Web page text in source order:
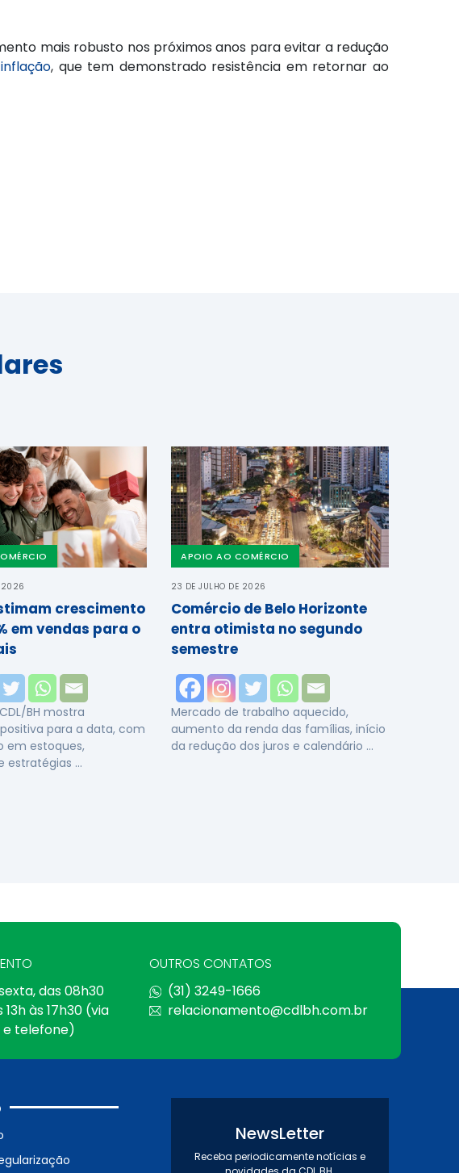
mais robusto nos próximos anos para evitar a redução
inflação, que tem demonstrado resistência em retornar ao
2026
crescimento
em vendas para o
BH mostra
para a data, com
em estoques,
estratégias …
APOIO AO COMÉRCIO
23 DE JULHO DE 2026
Comércio de Belo Horizonte
entra otimista no segundo
semestre
Mercado de trabalho aquecido,
aumento da renda das famílias, início
da redução dos juros e calendário …
das 08h30
13h às 17h30 (via
telefone)
OUTROS CONTATOS
(31) 3249-1666
relacionamento@cdlbh.com.br
NewsLetter
Receba periodicamente notícias e